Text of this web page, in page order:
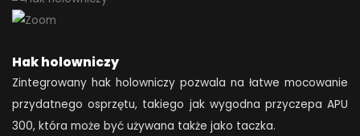
Hak holowniczy
Zintegrowany hak holowniczy pozwala na łatwe mocowanie
przydatnego osprzętu, takiego jak wygodna przyczepa APU
300, która może być używana także jako taczka.